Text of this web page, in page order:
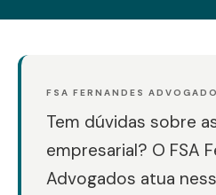
FSA FERNANDES
Tem dúvidas sobre
empresarial? O FSA
Advogados atua